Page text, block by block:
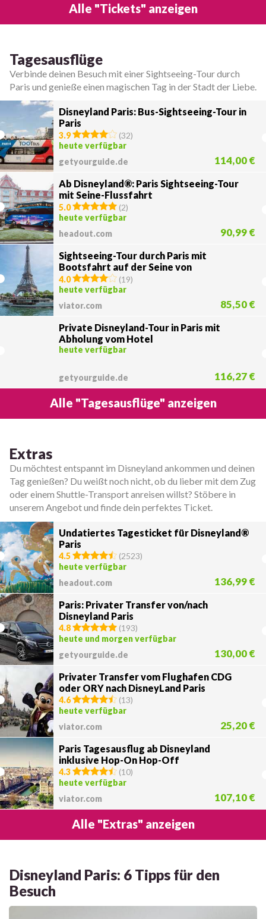
Alle "Tickets" anzeigen
Tagesausflüge
Verbinde deinen Besuch mit einer Sightseeing-Tour durch
Paris und genieße einen magischen Tag in der Stadt der Liebe.
Disneyland Paris: Bus-Sightseeing-Tour in
Paris
3.9 (32)
heute verfügbar
getyourguide.de
114,00 €
Ab Disneyland®: Paris Sightseeing-Tour
mit Seine-Flussfahrt
5.0 (2)
heute verfügbar
headout.com
90,99 €
Sightseeing-Tour durch Paris mit
Bootsfahrt auf der Seine von
Disneyland®
4.0 (19)
heute verfügbar
viator.com
85,50 €
Private Disneyland-Tour in Paris mit
Abholung vom Hotel
heute verfügbar
getyourguide.de 116,27 €
Alle "Tagesausflüge" anzeigen
Extras
Du möchtest entspannt im Disneyland ankommen und deinen
Tag genießen? Du weißt noch nicht, ob du lieber mit dem Zug
oder einem Shuttle-Transport anreisen willst? Stöbere in
unserem Angebot und finde dein perfektes Ticket.
Undatiertes Tagesticket für Disneyland®
Paris
4.5 (2523)
heute verfügbar
headout.com
136,99 €
Paris: Privater Transfer von/nach
Disneyland Paris
4.8 (193)
heute und morgen verfügbar
getyourguide.de
130,00 €
Privater Transfer vom Flughafen CDG
oder ORY nach DisneyLand Paris
4.6 (13)
heute verfügbar
viator.com
25,20 €
Paris Tagesausflug ab Disneyland
inklusive Hop-On Hop-Off
Stadtrundfahrt
4.3 (10)
heute verfügbar
viator.com
107,10 €
Alle "Extras" anzeigen
Disneyland Paris: 6 Tipps für den
Besuch